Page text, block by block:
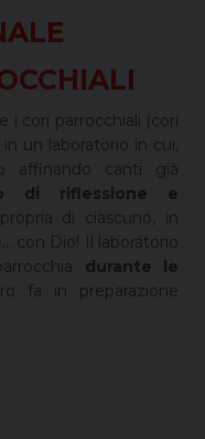
i cori parrocchiali (cori
un laboratorio in cui,
affinando canti già
di riflessione e
propria di ciascuno, in
con Dio! Il laboratorio
durante le
fa in preparazione